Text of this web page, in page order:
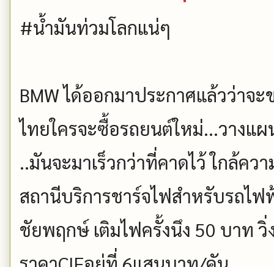
#น้ำมันท่วมโลกแน่ๆ
BMW ได้ออกมาประกาศแล้วว่าจ
ไทยใครจะซื้อรถยนต์ใหม่...วางแ
..มันจะมาเร็วกว่าที่คาดไว้ ใกล้คว
สถานีบริการชาร์จไฟสำหรับรถไ
ชัยพฤกษ์ เติมไฟครั้งนึง 50 บาท วิ่